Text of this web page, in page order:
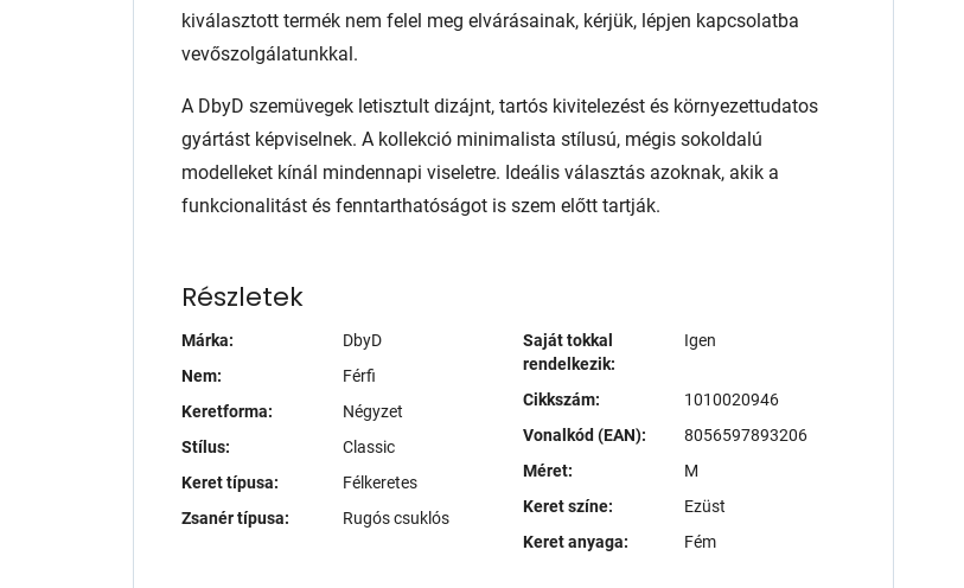
kiválasztott termék nem felel meg elvárásainak, kérjük, lépjen kapcsolatba
vevőszolgálatunkkal.
A DbyD szemüvegek letisztult dizájnt, tartós kivitelezést és környezettudatos
gyártást képviselnek. A kollekció minimalista stílusú, mégis sokoldalú
modelleket kínál mindennapi viseletre. Ideális választás azoknak, akik a
funkcionalitást és fenntarthatóságot is szem előtt tartják.
Részletek
Márka:
DbyD
Nem:
Férfi
Keretforma:
Négyzet
Stílus:
Classic
Keret típusa:
Félkeretes
Zsanér típusa:
Rugós csuklós
Saját tokkal
rendelkezik:
Igen
Cikkszám:
1010020946
Vonalkód (EAN):
8056597893206
Méret:
M
Keret színe:
Ezüst
Keret anyaga:
Fém